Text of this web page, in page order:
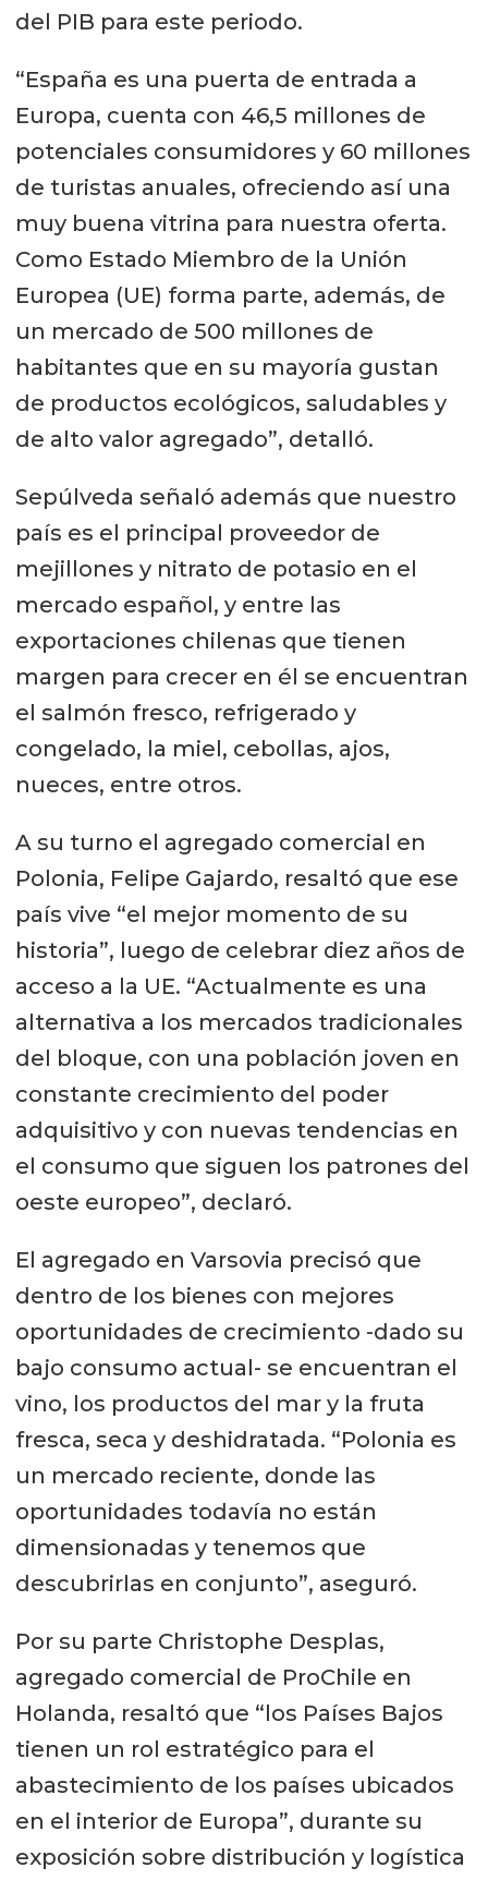
del PIB para este periodo.
“España es una puerta de entrada a
Europa, cuenta con 46,5 millones de
potenciales consumidores y 60 millones
de turistas anuales, ofreciendo así una
muy buena vitrina para nuestra oferta.
Como Estado Miembro de la Unión
Europea (UE) forma parte, además, de
un mercado de 500 millones de
habitantes que en su mayoría gustan
de productos ecológicos, saludables y
de alto valor agregado”, detalló.
Sepúlveda señaló además que nuestro
país es el principal proveedor de
mejillones y nitrato de potasio en el
mercado español, y entre las
exportaciones chilenas que tienen
margen para crecer en él se encuentran
el salmón fresco, refrigerado y
congelado, la miel, cebollas, ajos,
nueces, entre otros.
A su turno el agregado comercial en
Polonia, Felipe Gajardo, resaltó que ese
país vive “el mejor momento de su
historia”, luego de celebrar diez años de
acceso a la UE. “Actualmente es una
alternativa a los mercados tradicionales
del bloque, con una población joven en
constante crecimiento del poder
adquisitivo y con nuevas tendencias en
el consumo que siguen los patrones del
oeste europeo”, declaró.
El agregado en Varsovia precisó que
dentro de los bienes con mejores
oportunidades de crecimiento -dado su
bajo consumo actual- se encuentran el
vino, los productos del mar y la fruta
fresca, seca y deshidratada. “Polonia es
un mercado reciente, donde las
oportunidades todavía no están
dimensionadas y tenemos que
descubrirlas en conjunto”, aseguró.
Por su parte Christophe Desplas,
agregado comercial de ProChile en
Holanda, resaltó que “los Países Bajos
tienen un rol estratégico para el
abastecimiento de los países ubicados
en el interior de Europa”, durante su
exposición sobre distribución y logística